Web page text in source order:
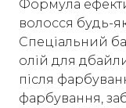
Формула
волосся будь-
Спеціальний
олій для
після
фарбування,